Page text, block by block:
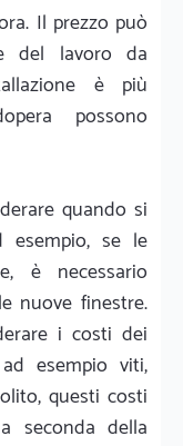
Il prezzo può
del lavoro da
è più
possono
quando si
se le
è necessario
nuove finestre.
i costi dei
esempio viti,
questi costi
seconda della